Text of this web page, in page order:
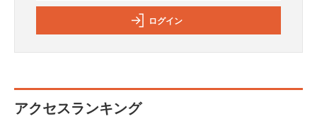
ログイン
アクセスランキング